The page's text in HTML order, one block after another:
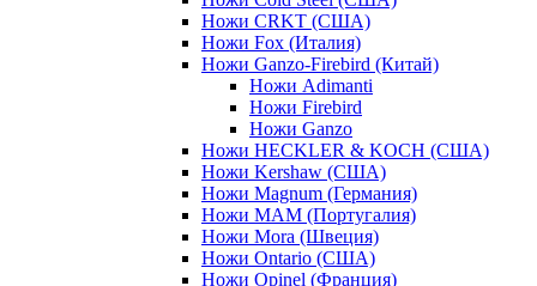
Ножи CRKT (США)
Ножи Fox (Италия)
Ножи Ganzo-Firebird (Китай)
Ножи Adimanti
Ножи Firebird
Ножи Ganzo
Ножи HECKLER & KOCH (США)
Ножи Kershaw (США)
Ножи Magnum (Германия)
Ножи MAM (Португалия)
Ножи Mora (Швеция)
Ножи Ontario (США)
Ножи Opinel (Франция)